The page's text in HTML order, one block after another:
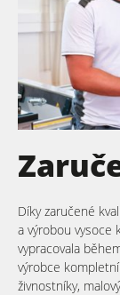
Díky zaručené
a výrobou vysoce
vypracovala
výrobce
živnostníky,